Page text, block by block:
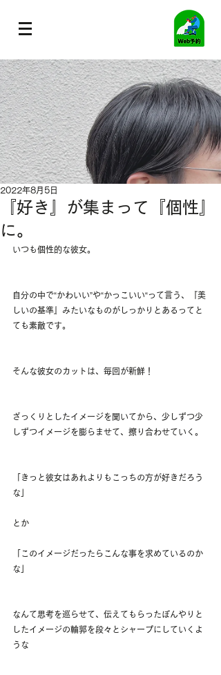
『好き』が集まって『個性』
に。
2022年8月5日
いつも個性的な彼女。
自分の中で“かわいい”や“かっこいい“って言う、『美
しいの基準』みたいなものがしっかりとあるってと
ても素敵です。
そんな彼女のカットは、毎回が新鮮！
ざっくりとしたイメージを聞いてから、少しずつ少
しずつイメージを膨らませて、擦り合わせていく。
「きっと彼女はあれよりもこっちの方が好きだろう
な」
とか
「このイメージだったらこんな事を求めているのか
な」
なんて思考を巡らせて、伝えてもらったぼんやりと
したイメージの輪郭を段々とシャープにしていくよ
うな